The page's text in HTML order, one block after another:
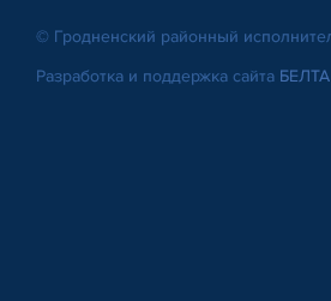
© Гродненский районный
Разработка и поддержка сайта БЕЛТА